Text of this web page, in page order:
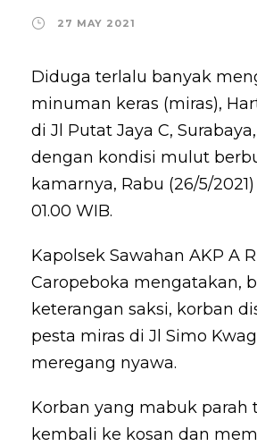
27 MAY 2021
Diduga terlalu banyak
minuman keras (miras),
di Jl Putat Jaya C,
dengan kondisi mulut
kamarnya, Rabu (26/5/
01.00 WIB.
Kapolsek Sawahan AKP A
Caropeboka mengatakan,
keterangan saksi, korban
pesta miras di Jl Simo
meregang nyawa.
Korban yang mabuk parah
kembali ke kosan dan